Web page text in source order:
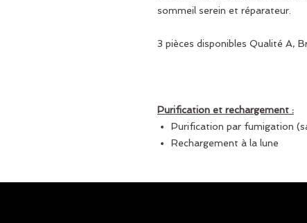
sommeil serein et réparateur.
3 pièces disponibles Qualité A,
Purification et rechargement :
Purification par fumigation
Rechargement à la lune